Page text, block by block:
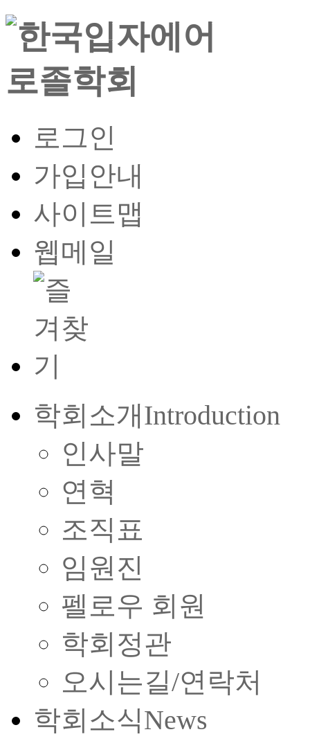
로그인
가입안내
사이트맵
웹메일
학회소개Introduction
인사말
연혁
조직표
임원진
펠로우 회원
학회정관
오시는길/연락처
학회소식News